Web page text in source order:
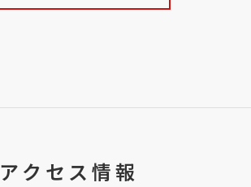
アクセス情報